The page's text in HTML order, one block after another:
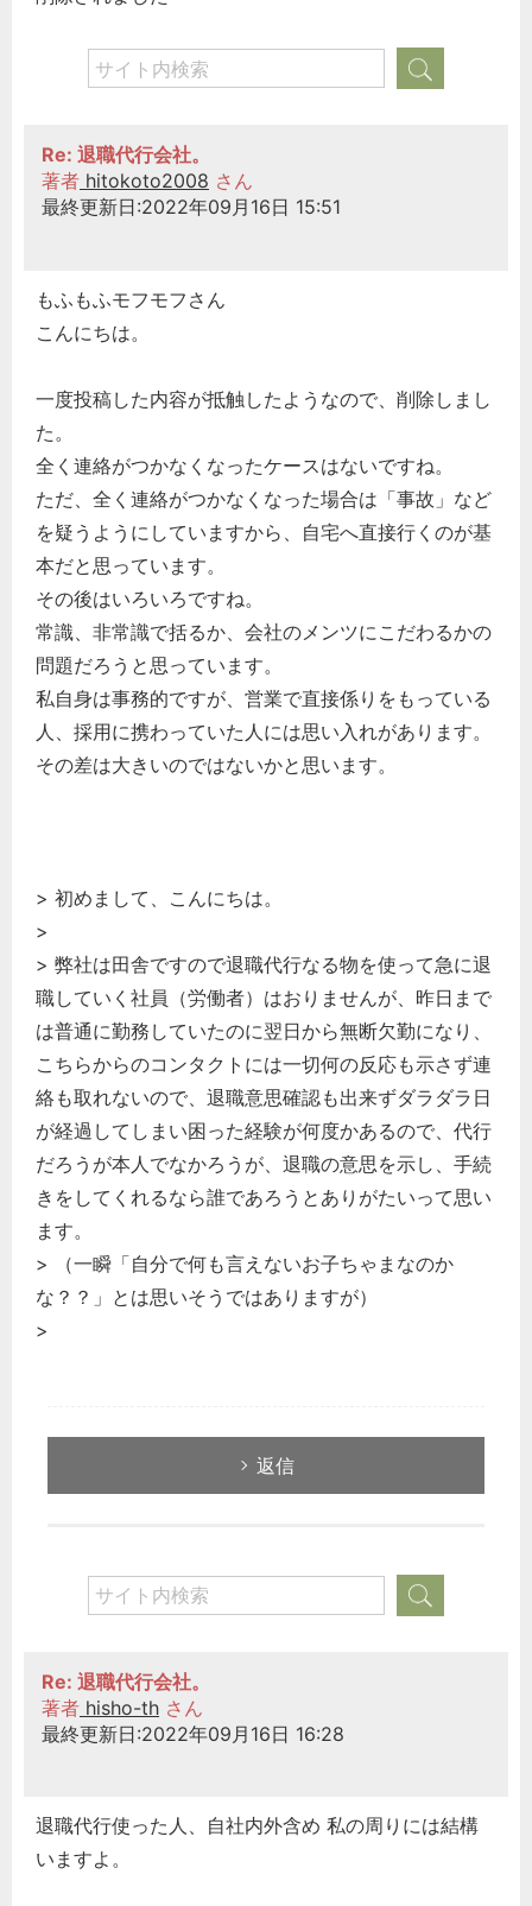
Re: 退職代行会社。
著者 hitokoto2008 さん
最終更新日:2022年09月16日 15:51
もふもふモフモフさん
こんにちは。
一度投稿した内容が抵触したようなので、削除しまし
た。
全く連絡がつかなくなったケースはないですね。
ただ、全く連絡がつかなくなった場合は「事故」など
を疑うようにしていますから、自宅へ直接行くのが基
本だと思っています。
その後はいろいろですね。
常識、非常識で括るか、会社のメンツにこだわるかの
問題だろうと思っています。
私自身は事務的ですが、営業で直接係りをもっている
人、採用に携わっていた人には思い入れがあります。
その差は大きいのではないかと思います。
> 初めまして、こんにちは。
>
> 弊社は田舎ですので退職代行なる物を使って急に退
職していく社員（労働者）はおりませんが、昨日まで
は普通に勤務していたのに翌日から無断欠勤になり、
こちらからのコンタクトには一切何の反応も示さず連
絡も取れないので、退職意思確認も出来ずダラダラ日
が経過してしまい困った経験が何度かあるので、代行
だろうが本人でなかろうが、退職の意思を示し、手続
きをしてくれるなら誰であろうとありがたいって思い
ます。
> （一瞬「自分で何も言えないお子ちゃまなのか
な？？」とは思いそうではありますが）
>
返信
Re: 退職代行会社。
著者 hisho-th さん
最終更新日:2022年09月16日 16:28
退職代行使った人、自社内外含め 私の周りには結構
いますよ。
総務の給湯室